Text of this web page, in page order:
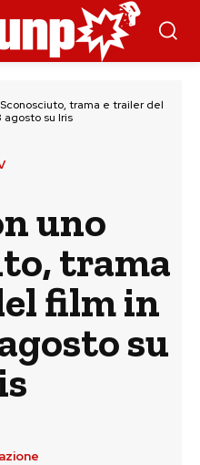
trama e trailer del
agosto su Iris
uno
trama
film in
su